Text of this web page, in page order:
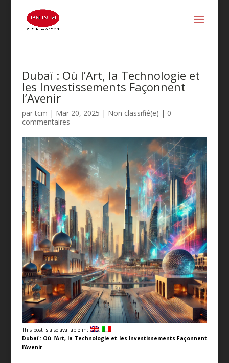
Dubaï : Où l’Art, la Technologie et
les Investissements Façonnent
l’Avenir
partcm | Mar 20, 2025 | Non classifié(e) | 0
commentaires
This post is also available in:
Dubaï : Où l’Art, la Technologie et les Investissements Façonnent
l’Avenir